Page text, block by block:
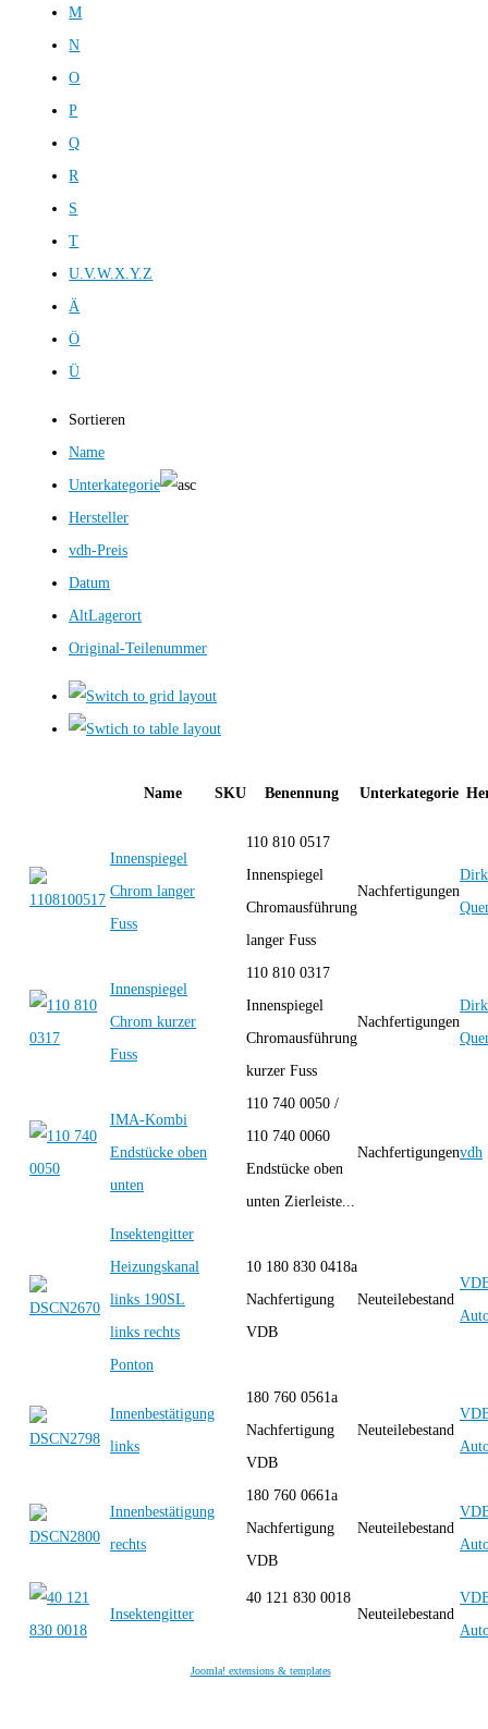
M
N
O
P
Q
R
S
T
U.V.W.X.Y.Z
Ä
Ö
Ü
Sortieren
Name
Unterkategorie
Hersteller
vdh-Preis
Datum
AltLagerort
Original-Teilenummer
Name SKU Benennung Unterkategorie
Innenspiegel
Chrom langer
Fuss
110 810 0517
Innenspiegel
Chromausführung
langer Fuss
Nachfertigungen
Dirk
Innenspiegel
Chrom kurzer
Fuss
110 810 0317
Innenspiegel
Chromausführung
kurzer Fuss
Nachfertigungen
Dirk
IMA-Kombi
Endstücke oben
unten
110 740 0050 /
110 740 0060
Endstücke oben
unten Zierleiste...
Nachfertigungenvdh
Insektengitter
Heizungskanal
links 190SL
links rechts
Ponton
10 180 830 0418a
Nachfertigung
VDB
Neuteilebestand
Innenbestätigung
links
180 760 0561a
Nachfertigung
VDB
Neuteilebestand
Innenbestätigung
rechts
180 760 0661a
Nachfertigung
VDB
Neuteilebestand
Insektengitter
40 121 830 0018
Neuteilebestand
Joomla! extensions & templates